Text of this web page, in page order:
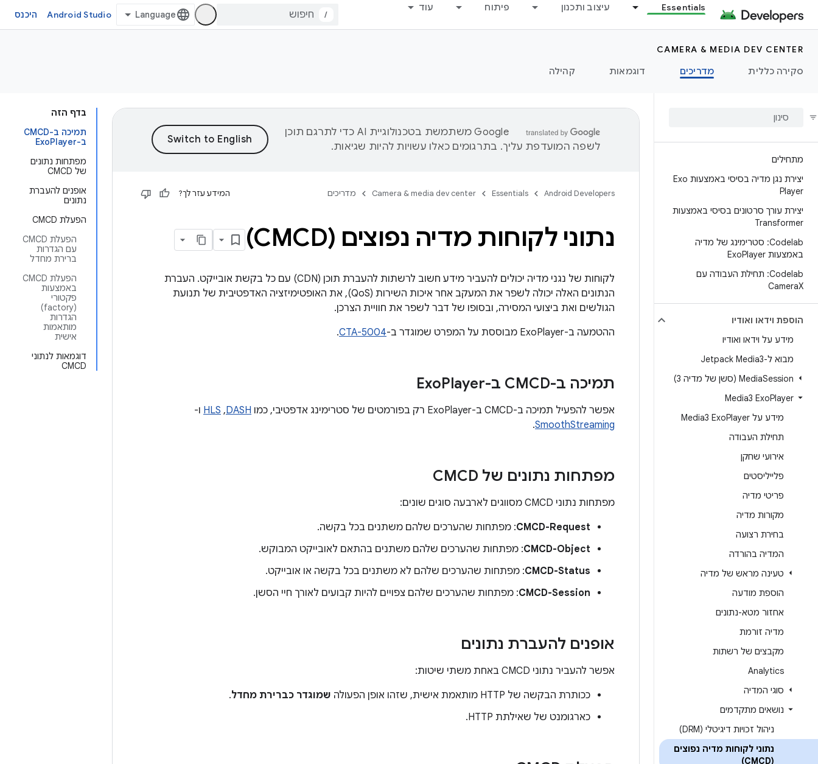
Essentials עיצוב ותכנון פיתוח עוד
/
Android Studio היכנס
CAMERA & MEDIA DEV CENTER
סקירה כללית
מדריכים דוגמאות קהילה
מתחילים
יצירת נגן מדיה בסיסי באמצעות Exo
Player
יצירת עורך סרטונים בסיסי באמצעות
Transformer
Codelab: סטרימינג של מדיה
באמצעות Exo Player
Codelab: תחילת העבודה עם
CameraX
הוספת וידאו ואודיו
מידע על וידאו ואודיו
מבוא ל-Jetpack Media3
MediaSession (סשן של מדיה 3)
Media3 ExoPlayer
מידע על Media3 Exo Player
תחילת העבודה
אירועי שחקן
פלייליסטים
פריטי מדיה
מקורות מדיה
בחירת רצועה
המדיה בהורדה
טעינה מראש של מדיה
הוספת מודעה
אחזור מטא-נתונים
מדיה זורמת
מקבצים של רשתות
Analytics
סוגי המדיה
נושאים מתקדמים
ניהול זכויות דיגיטלי (DRM)
נתוני לקוחות מדיה נפוצים
(CMCD)
בדף הזה
תמיכה ב-CMCD
ב-ExoPlayer
מפתחות נתונים
של CMCD
אופנים להעברת
נתונים
הפעלת CMCD
הפעלת CMCD
עם הגדרות
ברירת מחדל
הפעלת CMCD
באמצעות
פקטורי
(factory)
הגדרות
מותאמות
אישית
דוגמאות לנתוני
CMCD
‫Google משתמשת בטכנולוגיית AI כדי לתרגם תוכן
לשפה המועדפת עליך. בתרגומים כאלו עשויות להיות שגיאות.
Android Developers
Essentials
Camera & media dev center מדריכים המידע עזר לך?
נתוני לקוחות מדיה נפוצים (CMCD)
לקוחות של נגני מדיה יכולים להעביר מידע חשוב לרשתות להעברת תוכן (CDN) עם כל בקשת אובייקט. העברת
הנתונים האלה יכולה לשפר את המעקב אחר איכות השירות (QoS), את האופטימיזציה האדפטיבית של תנועת
הגולשים ואת ביצועי המסירה, ובסופו של דבר לשפר את חוויית הצרכן.
ההטמעה ב-ExoPlayer מבוססת על המפרט שמוגדר ב-
CTA-5004
.
תמיכה ב-CMCD ב-Exo Player
אפשר להפעיל תמיכה ב-CMCD ב-ExoPlayer רק בפורמטים של סטרימינג אדפטיבי, כמו DASH
,‏
HLS ו-
SmoothStreaming
.
מפתחות נתונים של CMCD
מפתחות נתוני CMCD מסווגים לארבעה סוגים שונים:
CMCD-Request: מפתחות שהערכים שלהם משתנים בכל בקשה.
CMCD-Object: מפתחות שהערכים שלהם משתנים בהתאם לאובייקט המבוקש.
CMCD-Status: מפתחות שהערכים שלהם לא משתנים בכל בקשה או אובייקט.
CMCD-Session: מפתחות שהערכים שלהם צפויים להיות קבועים לאורך חיי הסשן.
אופנים להעברת נתונים
אפשר להעביר נתוני CMCD באחת משתי שיטות:
ככותרת הבקשה של HTTP מותאמת אישית, שזהו אופן הפעולה
שמוגדר כברירת מחדל.
כארגומנט של שאילתת HTTP.